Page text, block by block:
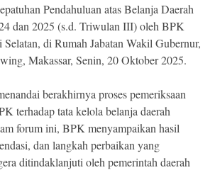
Pendahuluan atas Belanja Daerah
dan 2025 (s.d. Triwulan III) oleh BPK
di Rumah Jabatan Wakil Gubernur,
Makassar, Senin, 20 Oktober 2025.
berakhirnya proses pemeriksaan
terhadap tata kelola belanja daerah
forum ini, BPK menyampaikan hasil
dan langkah perbaikan yang
ditindaklanjuti oleh pemerintah daerah